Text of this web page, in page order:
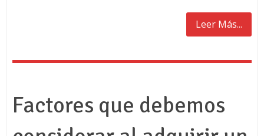
Leer Más...
Factores que debemos